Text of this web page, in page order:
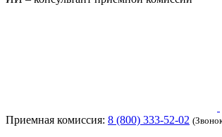
Приемная комиссия: 8 (800) 333-52-02